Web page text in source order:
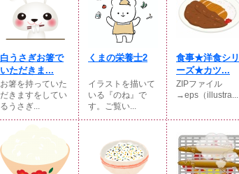
白うさぎお箸で
いただきま...
お箸を持っていた
だきますをしてい
るうさぎ...
くまの栄養士2
イラストを描いて
いる『のね』で
す。ご覧い...
食事★洋食シリ
ーズ★カツ...
ZIPファイル
→eps（illustra...